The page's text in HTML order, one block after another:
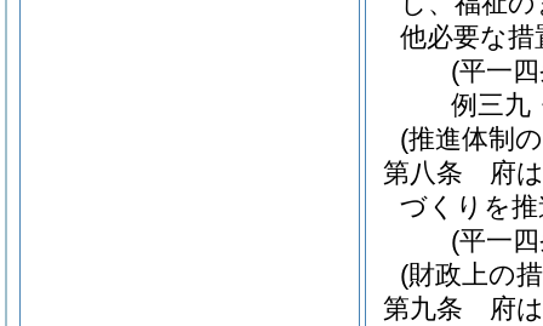
他必要な
(平一
例三九
(推進体制
第八条
府
づくりを
(平一
(財政上の
第九条
府